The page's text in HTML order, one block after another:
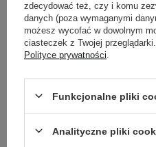
Inni klienci
zdecydować też, czy i komu
danych (poza wymaganymi
możesz wycofać w dowolnym
ciasteczek z Twojej
Polityce prywatności
Funkcjonalne pliki
Analityczne pliki